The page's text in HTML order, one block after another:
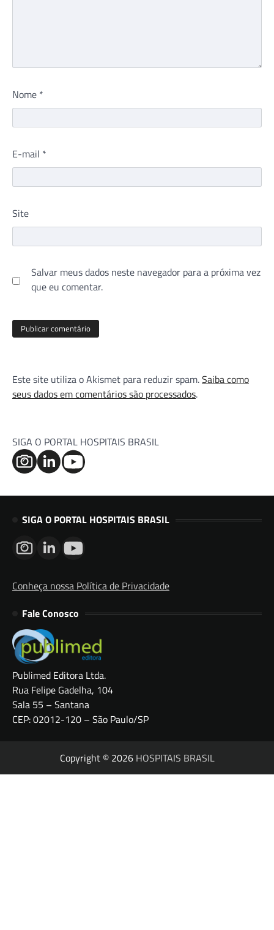
Nome *
E-mail *
Site
Salvar meus dados neste navegador para a próxima vez
que eu comentar.
Este site utiliza o Akismet para reduzir spam.Saiba como
seus dados em comentários são processados.
SIGA O PORTAL HOSPITAIS BRASIL
SIGA O PORTAL HOSPITAIS BRASIL
Conheça nossa Política de Privacidade
Fale Conosco
Publimed Editora Ltda.
Rua Felipe Gadelha, 104
Sala 55 – Santana
CEP: 02012-120 – São Paulo/SP
Copyright © 2026 HOSPITAIS BRASIL